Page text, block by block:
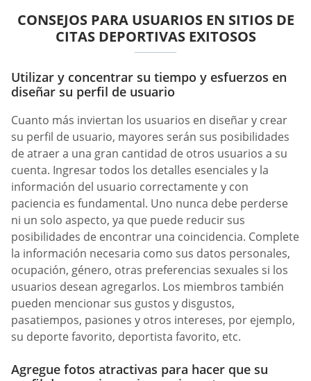
CONSEJOS PARA USUARIOS EN SITIOS DE
CITAS DEPORTIVAS EXITOSOS
Utilizar y concentrar su tiempo y esfuerzos en
diseñar su perfil de usuario
Cuanto más inviertan los usuarios en diseñar y crear
su perfil de usuario, mayores serán sus posibilidades
de atraer a una gran cantidad de otros usuarios a su
cuenta. Ingresar todos los detalles esenciales y la
información del usuario correctamente y con
paciencia es fundamental. Uno nunca debe perderse
ni un solo aspecto, ya que puede reducir sus
posibilidades de encontrar una coincidencia. Complete
la información necesaria como sus datos personales,
ocupación, género, otras preferencias sexuales si los
usuarios desean agregarlos. Los miembros también
pueden mencionar sus gustos y disgustos,
pasatiempos, pasiones y otros intereses, por ejemplo,
su deporte favorito, deportista favorito, etc.
Agregue fotos atractivas para hacer que su